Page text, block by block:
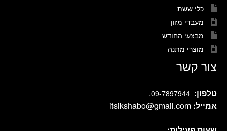
כלי ששת
מעבדי מזון
מבצעי החודש
מוצרי מתנה
צור קשר
טלפון: 09-7897944
.
אמייל: itsikshabo@gmail.com